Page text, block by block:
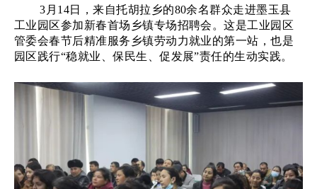
3月14日，来自托胡拉乡的80余名群众走进墨玉县
工业园区参加新春首场乡镇专场招聘会。这是工业园区
管委会春节后精准服务乡镇劳动力就业的第一站，也是
园区践行“稳就业、保民生、促发展”责任的生动实践。